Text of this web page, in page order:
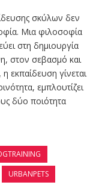
σκύλων δεν
Μια φιλοσοφία
στη δημιουργία
στον σεβασμό και
εκπαίδευση γίνεται
εμπλουτίζει
δύο ποιότητα
URBANPETS